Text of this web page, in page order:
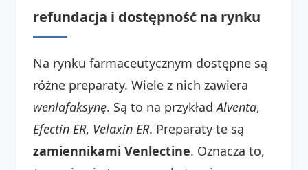
refundacja i dostępność na rynku
Na rynku farmaceutycznym dostępne są
różne preparaty. Wiele z nich zawiera
wenlafaksynę. Są to na przykładAlventa,
Efectin ER, Velaxin ER. Preparaty te są
zamiennikami Venlectine. Oznacza to,